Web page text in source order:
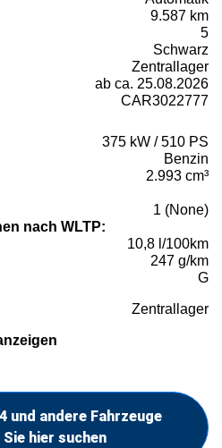
9.587 km
5
Schwarz
Zentrallager
ab ca. 25.08.2026
CAR3022777
375 kW / 510 PS
Benzin
2.993 cm³
1 (None)
nach WLTP:
10,8 l/100km
247 g/km
G
Zentrallager
und andere Fahrzeuge
Sie hier suchen